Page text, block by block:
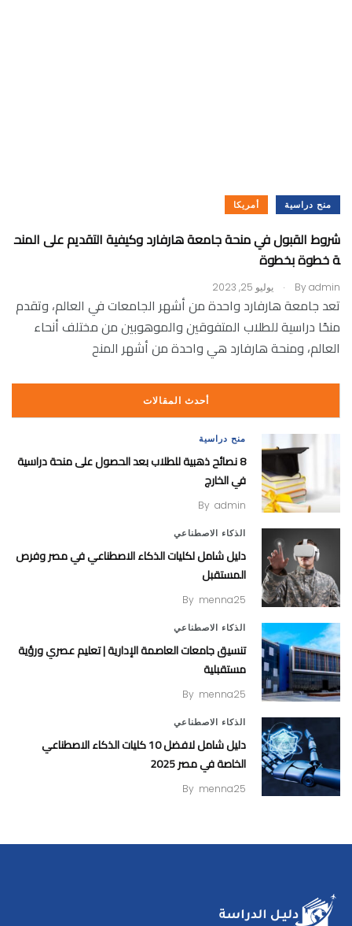
منح دراسية أمريكا
شروط القبول في منحة جامعة هارفارد وكيفية التقديم على المنح
ة خطوة بخطوة
By admin
. يوليو 25, 2023
تعد جامعة هارفارد واحدة من أشهر الجامعات في العالم، وتقدم
منحًا دراسية للطلاب المتفوقين والموهوبين من مختلف أنحاء
العالم، ومنحة هارفارد هي واحدة من أشهر المنح
أحدث المقالات
منح دراسية
8 نصائح ذهبية للطلاب بعد الحصول على منحة دراسية
في الخارج
By admin
الذكاء الاصطناعي
دليل شامل لكليات الذكاء الاصطناعي في مصر وفرص
المستقبل
By menna25
الذكاء الاصطناعي
تنسيق جامعات العاصمة الإدارية | تعليم عصري ورؤية
مستقبلية
By menna25
الذكاء الاصطناعي
دليل شامل لافضل 10 كليات الذكاء الاصطناعي
الخاصة في مصر 2025
By menna25